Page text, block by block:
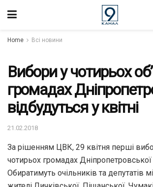
Home Всі новини
Вибори у чотирьох
громадах
відбудуться у квітні
21.02.2018
За рішенням ЦВК, 29 квітня перші
чотирьох громадах Дніпропетровської
Обиратимуть очільників та депутатів